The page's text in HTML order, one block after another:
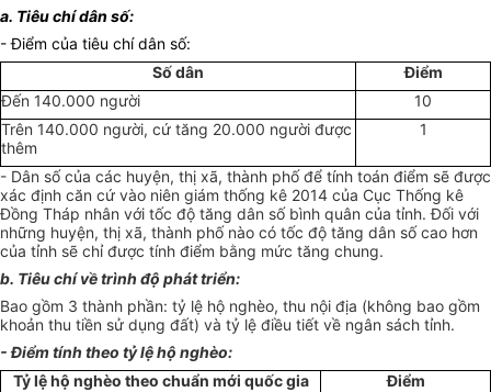
a. Tiêu chí dân số:
- Điểm của tiêu chí dân số:
Số dân
Điểm
Đến 140.000 người
10
Trên 140.000 người, cứ tăng 20.000 người được
thêm
1
- Dân số của các huyện, thị xã, thành phố để tính toán điểm sẽ được
xác định căn cứ vào niên giám thống kê 2014 của Cục Thống kê
Đồng Tháp nhân với tốc độ tăng dân số bình quân của tỉnh. Đối với
những huyện, thị xã, thành phố nào có tốc độ tăng dân số cao hơn
của tỉnh sẽ chỉ được tính điểm bằng mức tăng chung.
b. Tiêu chí về trình độ phát triển:
Bao gồm 3 thành phần: tỷ lệ hộ nghèo, thu nội địa (không bao gồm
khoản thu tiền sử dụng đất) và tỷ lệ điều tiết về ngân sách tỉnh.
- Điểm tính theo tỷ lệ hộ nghèo:
Tỷ lệ hộ nghèo theo chuẩn mới quốc gia
Điểm